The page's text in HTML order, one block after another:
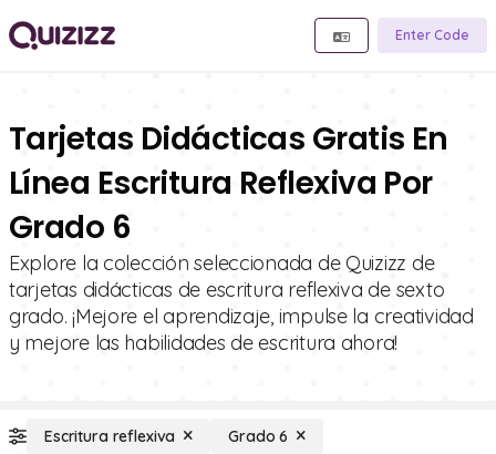
Enter Code
Tarjetas Didácticas Gratis En
Línea Escritura Reflexiva Por
Grado 6
Explore la colección seleccionada de Quizizz de
tarjetas didácticas de escritura reflexiva de sexto
grado. ¡Mejore el aprendizaje, impulse la creatividad
y mejore las habilidades de escritura ahora!
Escritura reflexiva Grado 6